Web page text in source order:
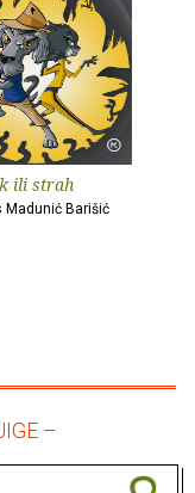
ili strah
Madunić Barišić
–